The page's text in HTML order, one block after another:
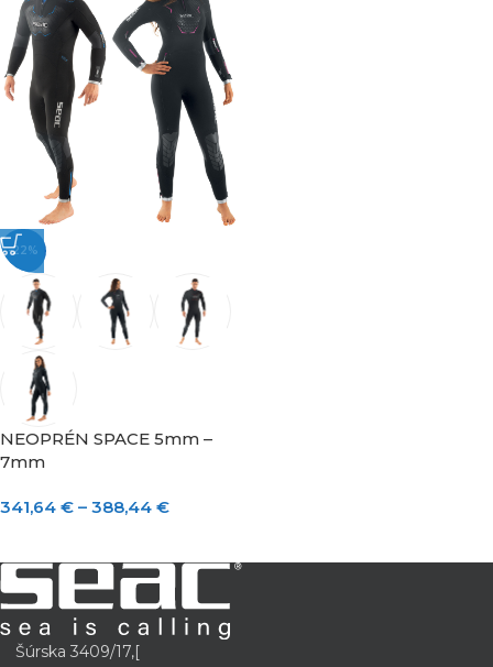
-22%
NEOPRÉN SPACE 5mm –
7mm
341,64 € – 388,44 €
Šúrska 3409/17,[